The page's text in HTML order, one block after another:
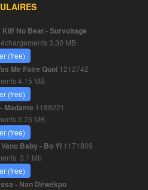
Kiff No Beat - Survoltage
3.30 MB
(free)
Me Faire Quoi 1212742
4.15 MB
(free)
Madame 1188221
3.75 MB
(free)
Baby - Bo Yi 1171809
3.1 Mb
(free)
- Nan Déwékpo